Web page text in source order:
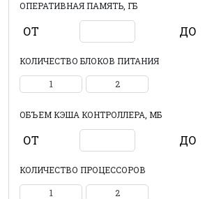
ОПЕРАТИВНАЯ ПАМЯТЬ, ГБ
ОТ ДО
КОЛИЧЕСТВО БЛОКОВ ПИТАНИЯ
1 2
ОБЪЕМ КЭША КОНТРОЛЛЕРА, МБ
ОТ ДО
КОЛИЧЕСТВО ПРОЦЕССОРОВ
1 2